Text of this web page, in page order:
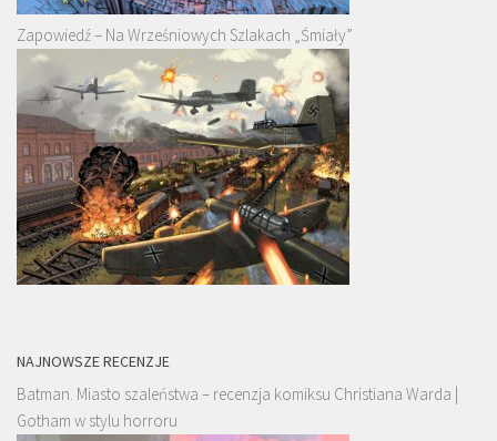
Zapowiedź – Na Wrześniowych Szlakach „Śmiały”
NAJNOWSZE RECENZJE
Batman. Miasto szaleństwa – recenzja komiksu Christiana Warda |
Gotham w stylu horroru